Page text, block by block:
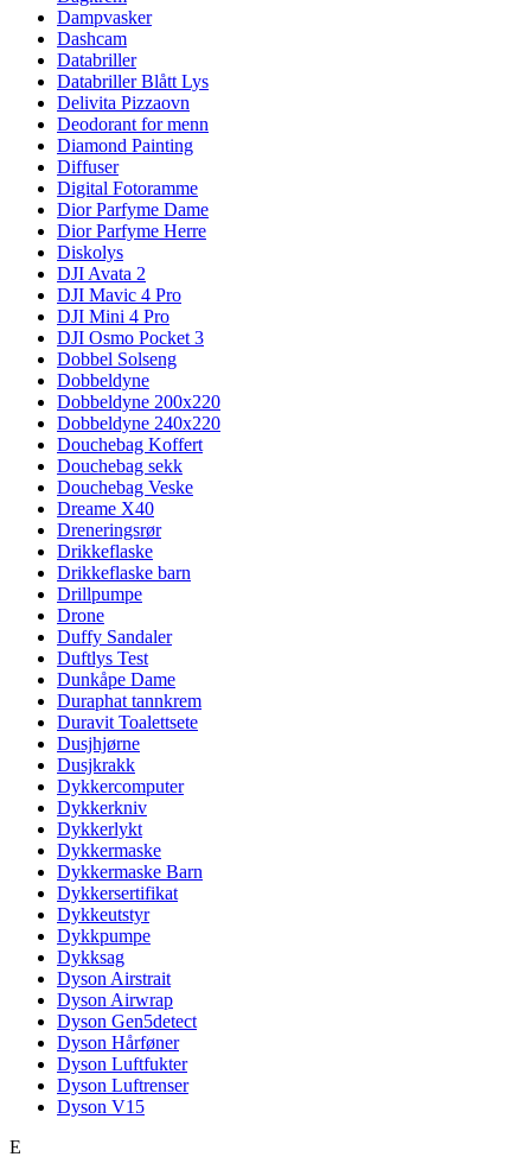
Dampvasker
Dashcam
Databriller
Databriller Blått Lys
Delivita Pizzaovn
Deodorant for menn
Diamond Painting
Diffuser
Digital Fotoramme
Dior Parfyme Dame
Dior Parfyme Herre
Diskolys
DJI Avata 2
DJI Mavic 4 Pro
DJI Mini 4 Pro
DJI Osmo Pocket 3
Dobbel Solseng
Dobbeldyne
Dobbeldyne 200x220
Dobbeldyne 240x220
Douchebag Koffert
Douchebag sekk
Douchebag Veske
Dreame X40
Dreneringsrør
Drikkeflaske
Drikkeflaske barn
Drillpumpe
Drone
Duffy Sandaler
Duftlys Test
Dunkåpe Dame
Duraphat tannkrem
Duravit Toalettsete
Dusjhjørne
Dusjkrakk
Dykkercomputer
Dykkerkniv
Dykkerlykt
Dykkermaske
Dykkermaske Barn
Dykkersertifikat
Dykkeutstyr
Dykkpumpe
Dykksag
Dyson Airstrait
Dyson Airwrap
Dyson Gen5detect
Dyson Hårføner
Dyson Luftfukter
Dyson Luftrenser
Dyson V15
E